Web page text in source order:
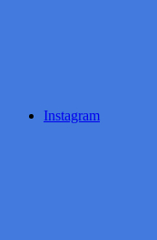
Instagram